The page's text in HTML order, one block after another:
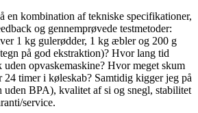
en kombination af tekniske specifikationer,
og gennemprøvede testmetoder:
1 kg gulerødder, 1 kg æbler og 200 g
på god ekstraktion)? Hvor lang tid
uden opvaskemaskine? Hvor meget skum
24 timer i køleskab? Samtidig kigger jeg på
uden BPA), kvalitet af si og snegl, stabilitet
service.